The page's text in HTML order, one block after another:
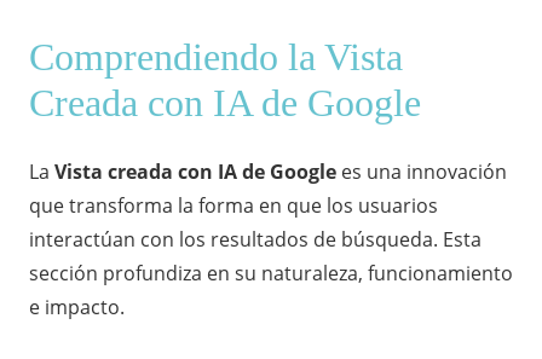
Comprendiendo la Vista
Creada con IA de Google
La Vista creada con IA de Google es una innovación
que transforma la forma en que los usuarios
interactúan con los resultados de búsqueda. Esta
sección profundiza en su naturaleza, funcionamiento
e impacto.